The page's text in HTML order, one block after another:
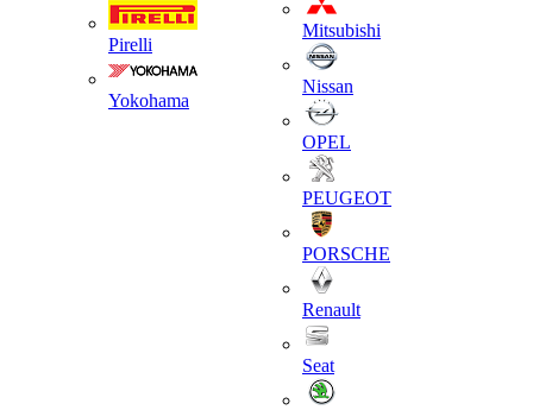
Pirelli
Yokohama
Mitsubishi
Nissan
OPEL
PEUGEOT
PORSCHE
Renault
Seat